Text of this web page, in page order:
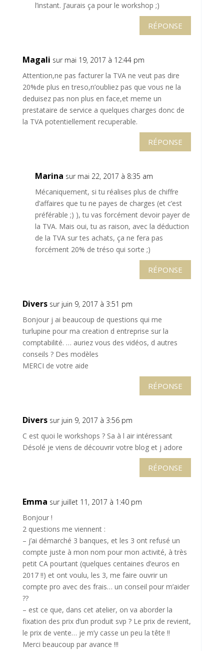
l’instant. J’aurais ça pour le workshop ;)
RÉPONSE
Magali sur mai 19, 2017 à 12:44 pm
Attention,ne pas facturer la TVA ne veut pas dire
20%de plus en treso,n’oubliez pas que vous ne la
deduisez pas non plus en face,et meme un
prestataire de service a quelques charges donc de
la TVA potentiellement recuperable.
RÉPONSE
Marina sur mai 22, 2017 à 8:35 am
Mécaniquement, si tu réalises plus de chiffre
d’affaires que tu ne payes de charges (et c’est
préférable ;) ), tu vas forcément devoir payer de
la TVA. Mais oui, tu as raison, avec la déduction
de la TVA sur tes achats, ça ne fera pas
forcément 20% de tréso qui sorte ;)
RÉPONSE
Divers sur juin 9, 2017 à 3:51 pm
Bonjour j ai beaucoup de questions qui me
turlupine pour ma creation d entreprise sur la
comptabilité. … auriez vous des vidéos, d autres
conseils ? Des modèles
MERCI de votre aide
RÉPONSE
Divers sur juin 9, 2017 à 3:56 pm
C est quoi le workshops ? Sa à l air intéressant
Désolé je viens de découvrir votre blog et j adore
RÉPONSE
Emma sur juillet 11, 2017 à 1:40 pm
Bonjour !
2 questions me viennent :
– j’ai démarché 3 banques, et les 3 ont refusé un
compte juste à mon nom pour mon activité, à très
petit CA pourtant (quelques centaines d’euros en
2017 !!) et ont voulu, les 3, me faire ouvrir un
compte pro avec des frais… un conseil pour m’aider
??
– est ce que, dans cet atelier, on va aborder la
fixation des prix d’un produit svp ? Le prix de revient,
le prix de vente… je m’y casse un peu la tête !!
Merci beaucoup par avance !!!